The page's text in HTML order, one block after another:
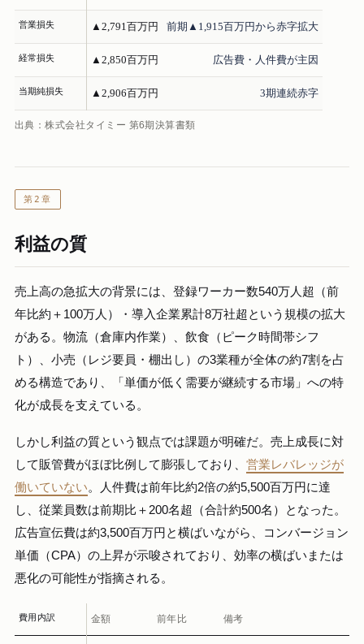
営業損失 ▲2,791百万円 前期▲1,915百万円から赤字拡大
経常損失 ▲2,850百万円 広告費・人件費が主因
当期純損失 ▲2,906百万円 3期連続赤字
出典：株式会社タイミー 第6期決算書類
第2章
利益の質
売上高の急拡大の背景には、登録ワーカー数540万人超（前
年比約＋100万人）・導入企業累計8万社超という規模の拡大
がある。物流（倉庫内作業）、飲食（ピーク時間帯シフ
ト）、小売（レジ要員・棚出し）の3業種が全体の約7割を占
める構造であり、「単価が低く需要が継続する市場」への特
化が成長を支えている。
しかし利益の質という観点では課題が明確だ。売上成長に対
して販管費がほぼ比例して膨張しており、 営業レバレッジが
働いていない。人件費は前年比約2倍の約5,500百万円に達
し、従業員数は前期比＋200名超（合計約500名）となった。
広告宣伝費は約3,500百万円と横ばいながら、コンバージョン
単価（CPA）の上昇が示唆されており、効率の横ばいまたは
悪化の可能性が指摘される。
費用内訳 金額 前年比 備考